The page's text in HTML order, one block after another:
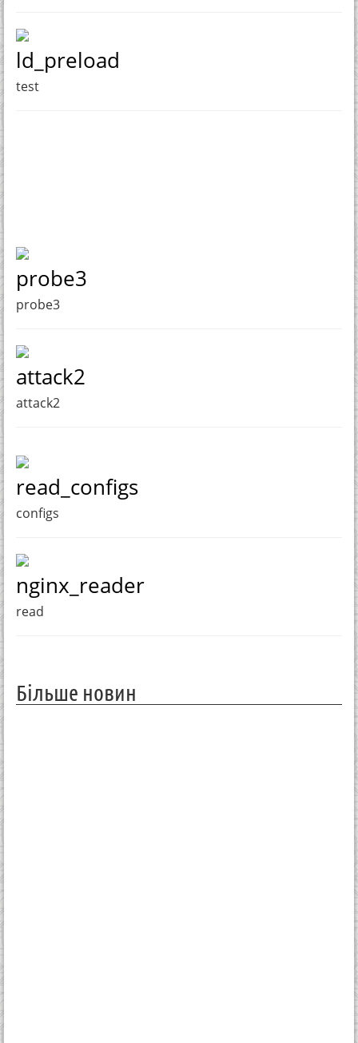
ld_preload
test
probe3
probe3
attack2
attack2
read_configs
configs
nginx_reader
read
Більше новин